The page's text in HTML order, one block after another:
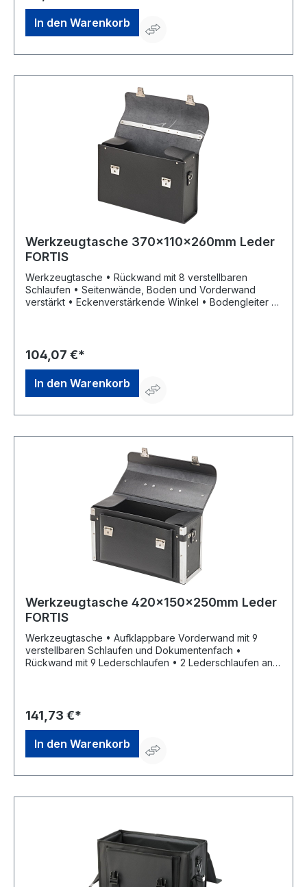
In den Warenkorb
Werkzeugtasche 370x110x260mm Leder
FORTIS
Werkzeugtasche • Rückwand mit 8 verstellbaren
Schlaufen • Seitenwände, Boden und Vorderwand
verstärkt • Eckenverstärkende Winkel • Bodengleiter •
104,07 €*
In den Warenkorb
Werkzeugtasche 420x150x250mm Leder
FORTIS
Werkzeugtasche • Aufklappbare Vorderwand mit 9
verstellbaren Schlaufen und Dokumentenfach •
Rückwand mit 9 Lederschlaufen • 2 Lederschlaufen an
Verschließbar durch 2 Steckschlösser
141,73 €*
In den Warenkorb